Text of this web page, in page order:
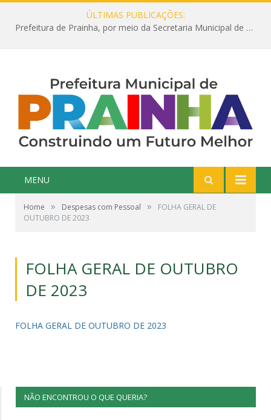
ÚLTIMAS PUBLICAÇÕES:
Prefeitura de Prainha, por meio da Secretaria Municipal de Educação, abre 354 vagas na área da Educação para 2025 com processo seletivo simplificado
MENU
Home » Despesas com Pessoal »
FOLHA GERAL DE
OUTUBRO DE 2023
FOLHA GERAL DE OUTUBRO
DE 2023
FOLHA GERAL DE OUTUBRO DE 2023
NÃO ENCONTROU O QUE QUERIA?